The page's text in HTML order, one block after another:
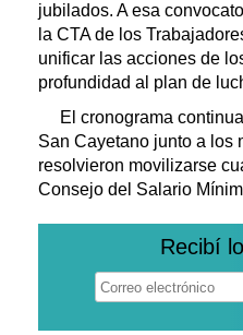
jubilados. A esa
la CTA de los
unificar las acciones de
profundidad al plan de
El cronograma
San Cayetano junto a los
resolvieron movilizarse
Consejo del Salario
Recibí